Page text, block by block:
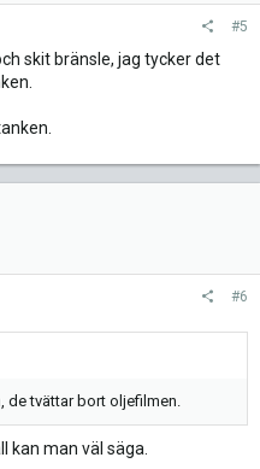
#5
skit bränsle, jag tycker det
#6
tvättar bort oljefilmen.
kan man väl säga.